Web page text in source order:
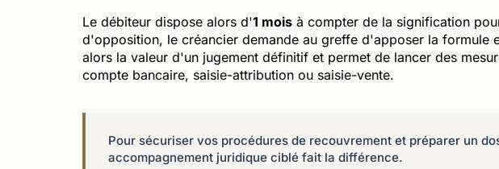
Le débiteur dispose alors d'1 mois à compter de la signification
d'opposition, le créancier demande au greffe d'apposer la formule
alors la valeur d'un jugement définitif et permet de lancer des
compte bancaire, saisie-attribution ou saisie-vente.
Pour sécuriser vos procédures de recouvrement et préparer un
accompagnement juridique ciblé fait la différence.